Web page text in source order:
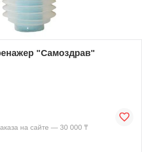
"Самоздрав"
на сайте — 30 000 ₸